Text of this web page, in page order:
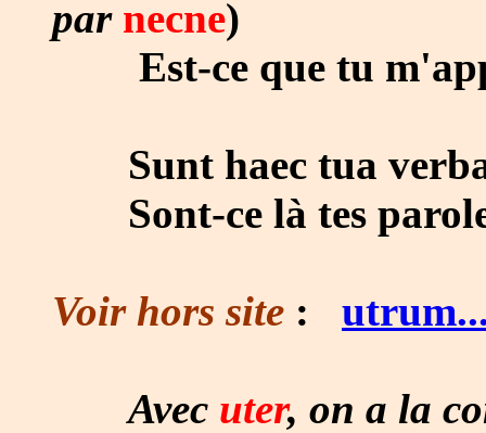
par necne)
Est-ce que tu
Sunt haec tua
Sont-ce là tes
Voir hors site :
Avec uter, on a la